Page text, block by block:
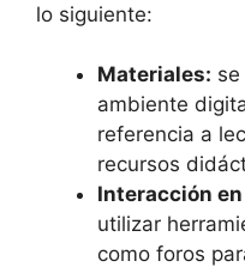
lo siguiente:
Materiales:
ambiente
referencia a
recursos
Interacción
utilizar
como foros